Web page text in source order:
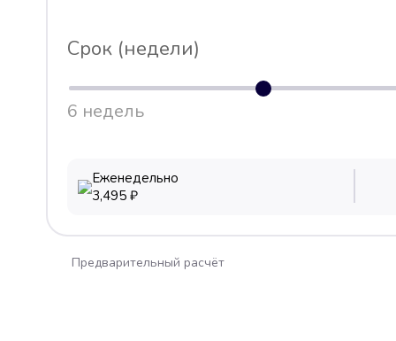
Срок (недели)
6 недель
Еженедельно
3,495 ₽
Предварительный расчёт